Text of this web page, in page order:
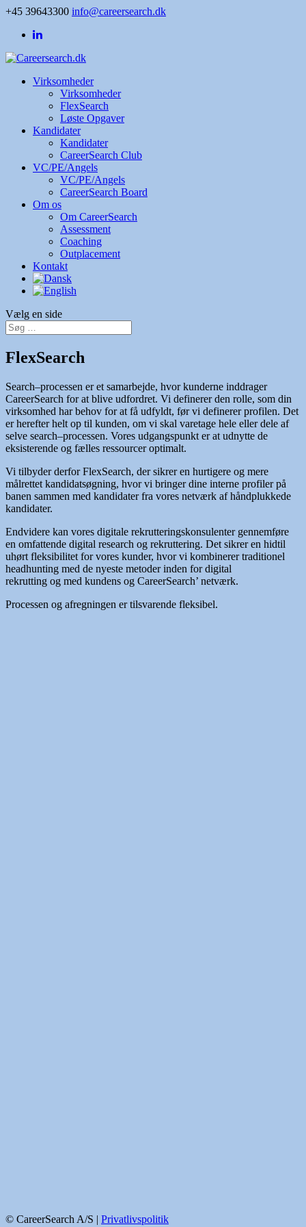
+45 39643300 info@careersearch.dk
Virksomheder
Virksomheder
FlexSearch
Løste Opgaver
Kandidater
Kandidater
CareerSearch Club
VC/PE/Angels
VC/PE/Angels
CareerSearch Board
Om os
Om CareerSearch
Assessment
Coaching
Outplacement
Kontakt
Vælg en side
FlexSearch
Search–processen er et samarbejde, hvor kunderne inddrager
CareerSearch for at blive udfordret. Vi definerer den rolle, som din
virksomhed har behov for at få udfyldt, før vi definerer profilen. Det
er herefter helt op til kunden, om vi skal varetage hele eller dele af
selve search–processen. Vores udgangspunkt er at udnytte de
eksisterende og fælles ressourcer optimalt.
Vi tilbyder derfor FlexSearch, der sikrer en hurtigere og mere
målrettet kandidatsøgning, hvor vi bringer dine interne profiler på
banen sammen med kandidater fra vores netværk af håndplukkede
kandidater.
Endvidere kan vores digitale rekrutteringskonsulenter gennemføre
en omfattende digital research og rekruttering. Det sikrer en hidtil
uhørt fleksibilitet for vores kunder, hvor vi kombinerer traditionel
headhunting med de nyeste metoder inden for digital
rekrutting og med kundens og CareerSearch’ netværk.
Processen og afregningen er tilsvarende fleksibel.
© CareerSearch A/S | Privatlivspolitik